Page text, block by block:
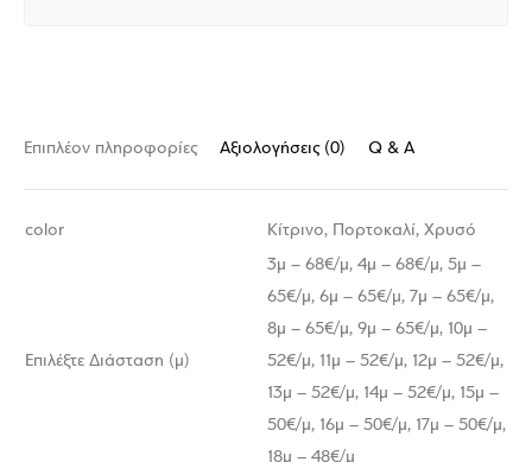
Επιπλέον πληροφορίες Αξιολογήσεις (0) Q & A
color Κίτρινο, Πορτοκαλί, Χρυσό
Επιλέξτε Διάσταση (μ)
3μ – 68€/μ, 4μ – 68€/μ, 5μ –
65€/μ, 6μ – 65€/μ, 7μ – 65€/μ,
8μ – 65€/μ, 9μ – 65€/μ, 10μ –
52€/μ, 11μ – 52€/μ, 12μ – 52€/μ,
13μ – 52€/μ, 14μ – 52€/μ, 15μ –
50€/μ, 16μ – 50€/μ, 17μ – 50€/μ,
18μ – 48€/μ